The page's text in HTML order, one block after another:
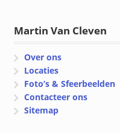
Martin Van Cleven
Over ons
Locaties
Foto’s & Sfeerbeelden
Contacteer ons
Sitemap